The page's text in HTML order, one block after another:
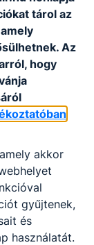
tárol az
Az
hogy
akkor
gyűjtenek,
és
használatát.